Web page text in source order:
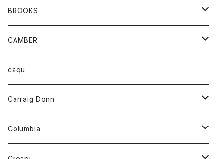
アンダーウェアー
カードホルダー
トップス
カーディガン
ボトム
オーバーオール
ショートパンツ
レディース
オーバーオール
カーディガン
シャツ
BROOKS
グッズ
靴
CAMBER
トップス
ハーフスリーブTシャツ
caqu
Carraig Donn
ニット
Columbia